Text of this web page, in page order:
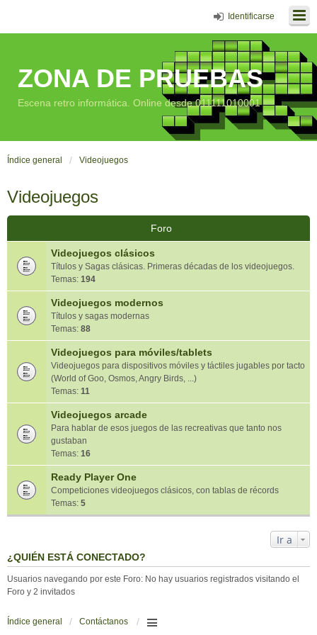
Identificarse
ZONA DE PRUEBAS
Escena retro informática. Online desde 011111010001
Índice general Videojuegos
Videojuegos
Foro
Videojuegos clásicos
Títulos y Sagas clásicas. Primeras décadas de los videojuegos.
Temas: 194
Videojuegos modernos
Títulos y sagas modernas
Temas: 88
Videojuegos para móviles/tablets
Videojuegos para dispositivos móviles y táctiles jugables por tacto
(World of Goo, Osmos, Angry Birds, ...)
Temas: 11
Videojuegos arcade
Para hablar de esos juegos de las recreativas que tanto nos
gustaban
Temas: 16
Ready Player One
Competiciones videojuegos clásicos, con tablas de récords
Temas: 5
Ir a
¿QUIÉN ESTÁ CONECTADO?
Usuarios navegando por este Foro: No hay usuarios registrados visitando el
Foro y 2 invitados
Índice general Contáctanos